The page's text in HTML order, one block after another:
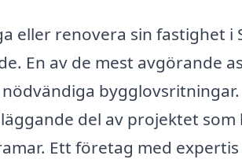
eller renovera sin fastighet i
En av de mest avgörande
del av projektet
Ett företag med